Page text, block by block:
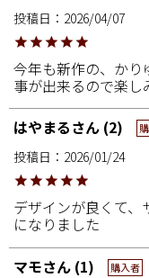
投稿日 2026/04/07
今年も新作の、かり
事が出来るので楽
はやまる
2
投稿日 2026/01/24
デザインが良くて
になりました
マモ
1 購入者